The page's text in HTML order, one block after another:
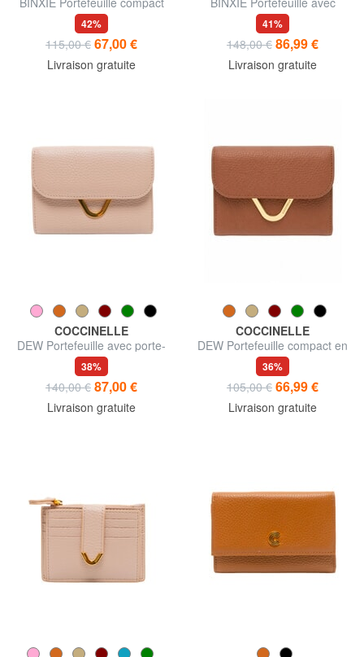
en cuir
42%
115,00 € 67,00 €
Livraison gratuite
porte-monnaie, en cuir
41%
148,00 € 86,99 €
Livraison gratuite
COCCINELLE
DEW Portefeuille avec porte-
monnaie, en cuir
38%
140,00 € 87,00 €
Livraison gratuite
COCCINELLE
DEW Portefeuille compact en
cuir
36%
105,00 € 66,99 €
Livraison gratuite